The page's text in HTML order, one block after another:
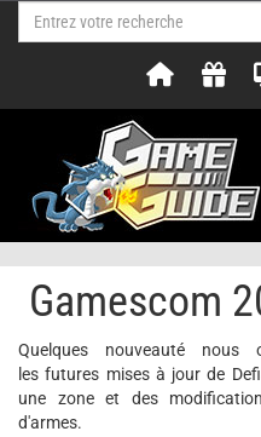
Gamescom
Quelques nouveauté nous
les futures mises à jour de
une zone et des
d'armes.